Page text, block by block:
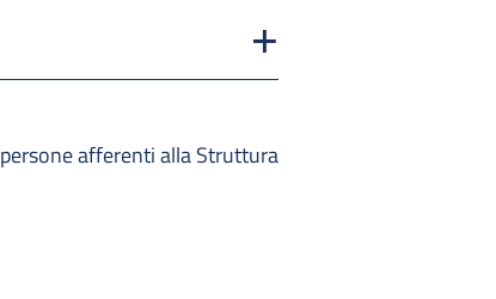
persone afferenti alla Struttura